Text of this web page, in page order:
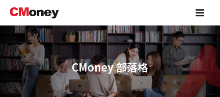
主
容
Main
CMoney 部落格